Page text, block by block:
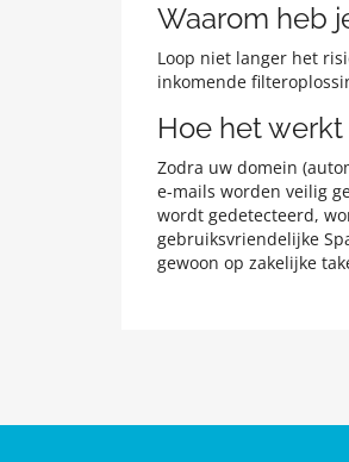
Waarom heb
Loop niet langer het
inkomende
Hoe het werkt
Zodra uw domein
e-mails worden veilig
wordt gedetecteerd,
gebruiksvriendelijke
gewoon op zakelijke